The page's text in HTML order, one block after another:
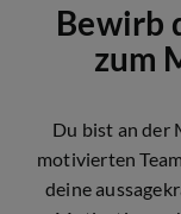
Bewirb
zum
Du bist an der
motivierten
deine